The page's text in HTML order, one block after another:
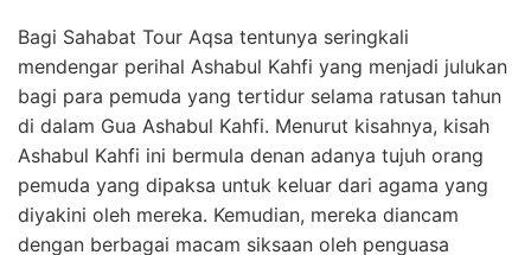
Bagi Sahabat Tour Aqsa tentunya seringkali
mendengar perihal Ashabul Kahfi yang menjadi julukan
bagi para pemuda yang tertidur selama ratusan tahun
di dalam Gua Ashabul Kahfi. Menurut kisahnya, kisah
Ashabul Kahfi ini bermula denan adanya tujuh orang
pemuda yang dipaksa untuk keluar dari agama yang
diyakini oleh mereka. Kemudian, mereka diancam
dengan berbagai macam siksaan oleh penguasa